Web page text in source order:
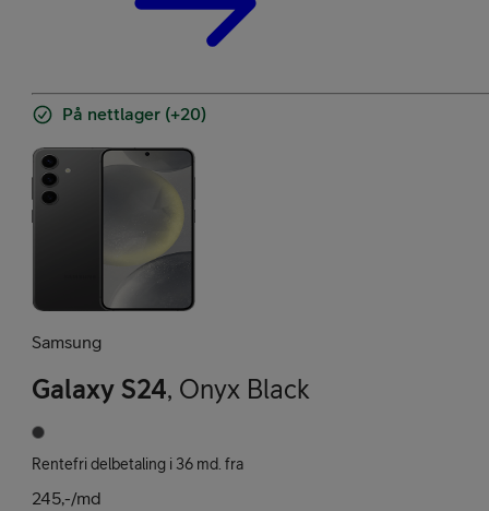
På nettlager (+20)
Samsung
Galaxy S24, Onyx Black
Rentefri delbetaling i 36 md. fra
245,-/md